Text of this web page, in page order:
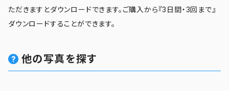
ただきますとダウンロードできます。ご購入から『3日間・3回まで』
ダウンロードすることができます。
他の写真を探す